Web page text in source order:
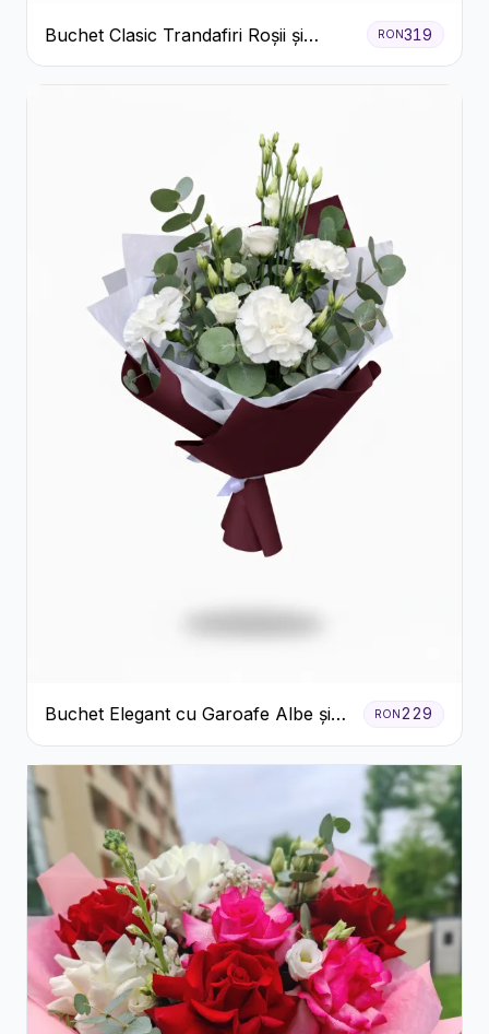
Buchet Clasic Trandafiri Roșii și
Eucalipt
RON319
Buchet Elegant cu Garoafe Albe și
Eucalipt
RON229